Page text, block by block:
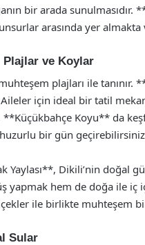
bir arada
arasında yer almakta
Plajlar ve Koylar
plajları ile tanınır.
için ideal bir tatil
**Küçükbahçe Koyu** da
bir gün
Yaylası**, Dikili’nin doğal
yapmak hem de doğa ile iç
ile birlikte muhteşem
Sular